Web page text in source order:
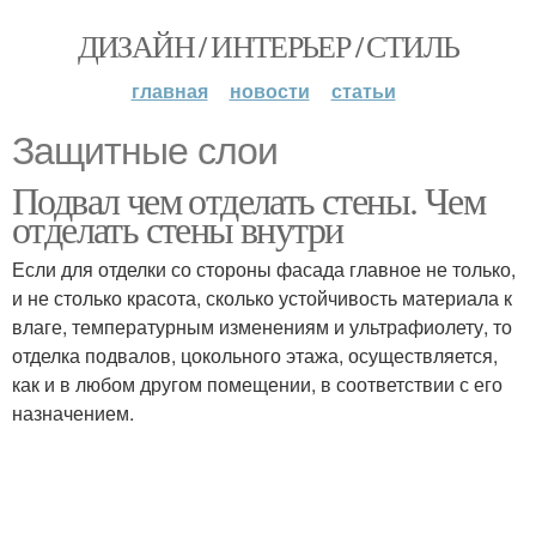
ДИЗАЙН / ИНТЕРЬЕР / СТИЛЬ
главная новости статьи
Защитные слои
Подвал чем отделать стены. Чем
отделать стены внутри
Если для отделки со стороны фасада главное не только,
и не столько красота, сколько устойчивость материала к
влаге, температурным изменениям и ультрафиолету, то
отделка подвалов, цокольного этажа, осуществляется,
как и в любом другом помещении, в соответствии с его
назначением.